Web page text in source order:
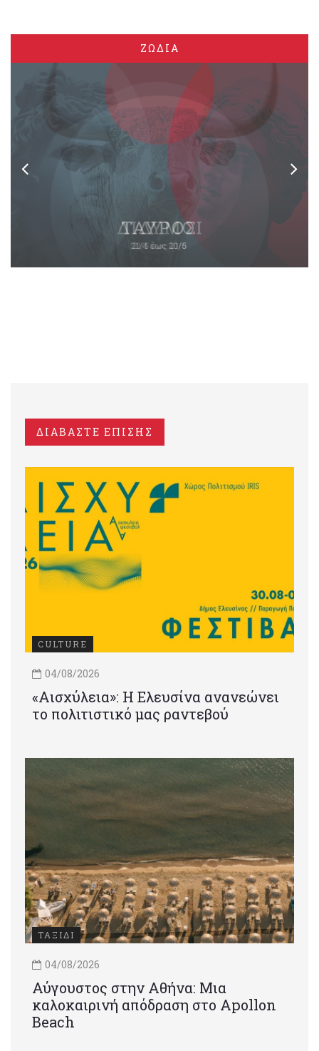
ΖΩΔΙΑ
ΔΙΑΒΑΣΤΕ ΕΠΙΣΗΣ
CULTURE
04/08/2026
«Αισχύλεια»: Η Ελευσίνα ανανεώνει
το πολιτιστικό μας ραντεβού
ΤΑΞΙΔΙ
04/08/2026
Αύγουστος στην Αθήνα: Μια
καλοκαιρινή απόδραση στο Apollon
Beach